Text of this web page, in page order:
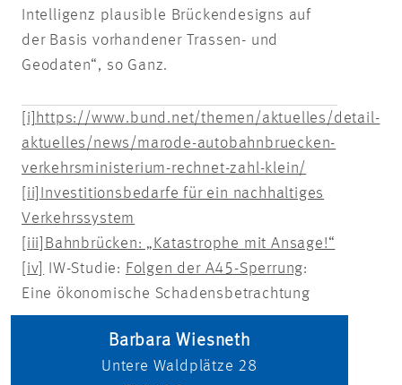
Intelligenz plausible Brückendesigns auf
der Basis vorhandener Trassen- und
Geodaten“, so Ganz.
[i] https://www.bund.net/themen/aktuelles/detail-
aktuelles/news/marode-autobahnbruecken-
verkehrsministerium-rechnet-zahl-klein/
[ii]
Investitionsbedarfe für ein nachhaltiges
Verkehrssystem
[iii] Bahnbrücken: „Katastrophe mit Ansage!“
[iv]
IW-Studie: Folgen der A45-Sperrung:
Eine ökonomische Schadensbetrachtung
Barbara Wiesneth
Untere Waldplätze 28